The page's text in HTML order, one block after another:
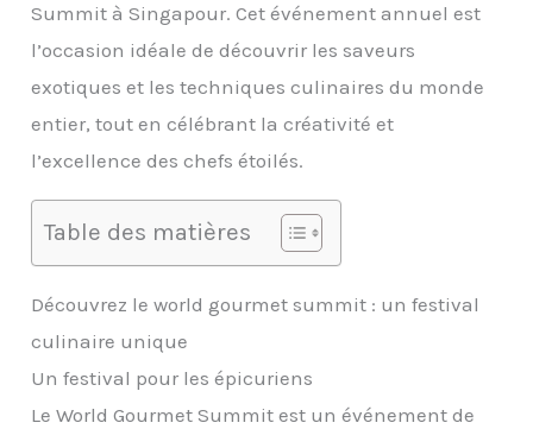
Summit à Singapour. Cet événement annuel est
l’occasion idéale de découvrir les saveurs
exotiques et les techniques culinaires du monde
entier, tout en célébrant la créativité et
l’excellence des chefs étoilés.
Table des matières
Découvrez le world gourmet summit : un festival
culinaire unique
Un festival pour les épicuriens
Le World Gourmet Summit est un événement de